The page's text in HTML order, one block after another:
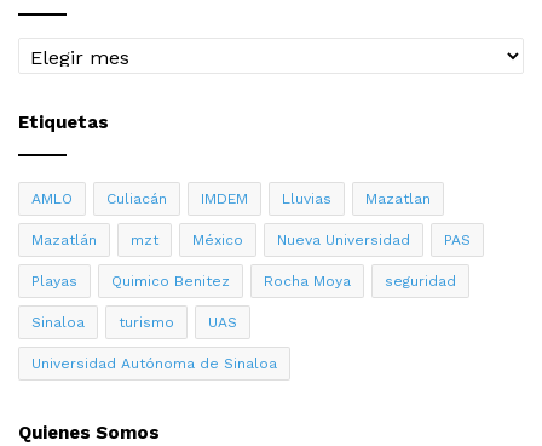
Archivo
Etiquetas
AMLO Culiacán IMDEM Lluvias Mazatlan
Mazatlán mzt México Nueva Universidad PAS
Playas Quimico Benitez Rocha Moya seguridad
Sinaloa turismo UAS
Universidad Autónoma de Sinaloa
Quienes Somos